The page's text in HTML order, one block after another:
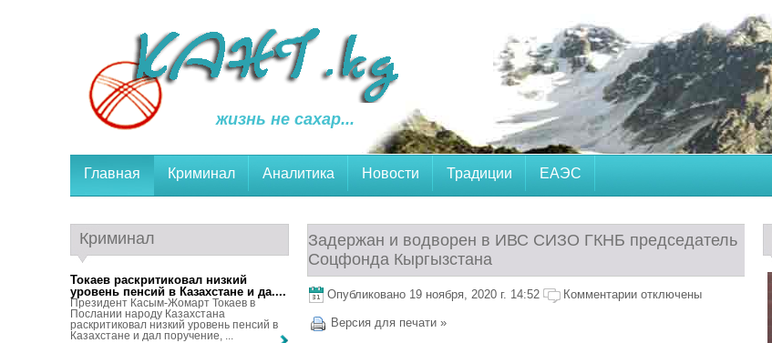
жизнь не сахар...
Главная Криминал Аналитика Новости Традиции ЕАЭС
Задержан и водворен в ИВС СИЗО ГКНБ председатель
Соцфонда Кыргызстана
Опубликовано 19 ноября, 2020 г. 14:52 Комментарии отключены
Версия для печати »
Криминал
Токаев раскритиковал низкий
уровень пенсий в Казахстане и да....
Президент Касым-Жомарт Токаев в
Послании народу Казахстана
раскритиковал низкий уровень пенсий в
Казахстане и дал поручение, ...